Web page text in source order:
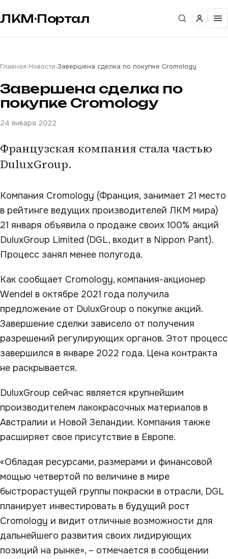
ЛКМ·Портал
Главная›Новости›Завершена сделка по покупке Cromology
Завершена сделка по
покупке Cromology
24 января 2022
Французская компания стала частью
DuluxGroup.
Компания Cromology (Франция, занимает 21 место
в рейтинге ведущих производителей ЛКМ мира)
21 января объявила о продаже своих 100% акций
DuluxGroup Limited (DGL, входит в Nippon Pant).
Процесс занял менее полугода.
Как сообщает Cromology, компания-акционер
Wendel в октябре 2021 года получила
предложение от DuluxGroup о покупке акций.
Завершение сделки зависело от получения
разрешений регулирующих органов. Этот процесс
завершился в январе 2022 года. Цена контракта
не раскрывается.
DuluxGroup сейчас является крупнейшим
производителем лакокрасочных материалов в
Австралии и Новой Зеландии. Компания также
расширяет свое присутствие в Европе.
«Обладая ресурсами, размерами и финансовой
мощью четвертой по величине в мире
быстрорастущей группы покраски в отрасли, DGL
планирует инвестировать в будущий рост
Cromology и видит отличные возможности для
дальнейшего развития своих лидирующих
позиций на рынке», – отмечается в сообщении